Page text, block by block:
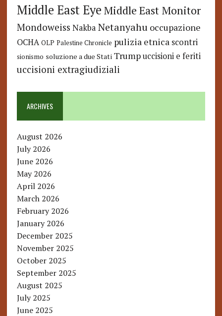
Middle East Eye Middle East Monitor
Mondoweiss Nakba Netanyahu occupazione
OCHA OLP Palestine Chronicle pulizia etnica scontri
sionismo soluzione a due Stati Trump uccisioni e feriti
uccisioni extragiudiziali
ARCHIVES
August 2026
July 2026
June 2026
May 2026
April 2026
March 2026
February 2026
January 2026
December 2025
November 2025
October 2025
September 2025
August 2025
July 2025
June 2025